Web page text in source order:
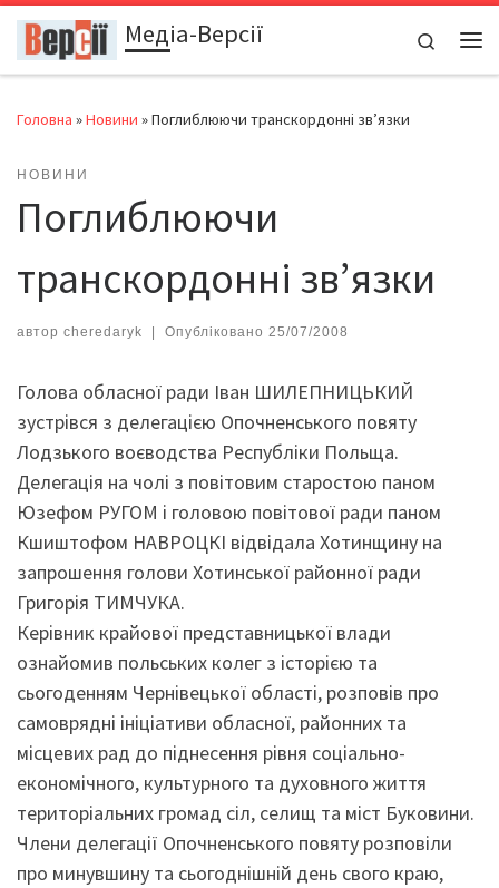
Перейти до вмістуМедіа-Версії
Search
Головна »Новини »Поглиблюючи транскордонні зв’язки
НОВИНИ
Поглиблюючи
транскордонні зв’язки
автор cheredaryk | Опубліковано 25/07/2008
Голова обласної ради Іван ШИЛЕПНИЦЬКИЙ
зустрівся з делегацією Опочненського повяту
Лодзького воєводства Республіки Польща.
Делегація на чолі з повітовим старостою паном
Юзефом РУГОМ і головою повітової ради паном
Кшиштофом НАВРОЦКІ відвідала Хотинщину на
запрошення голови Хотинської районної ради
Григорія ТИМЧУКА.
Керівник крайової представницької влади
ознайомив польських колег з історією та
сьогоденням Чернівецької області, розповів про
самоврядні ініціативи обласної, районних та
місцевих рад до піднесення рівня соціально-
економічного, культурного та духовного життя
територіальних громад сіл, селищ та міст Буковини.
Члени делегації Опочненського повяту розповіли
про минувшину та сьогоднішній день свого краю,